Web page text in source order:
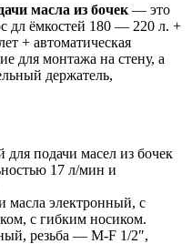
масла из бочек — это
дл ёмкостей 180 — 220 л. +
+ автоматическая
для монтажа на стену, а
держатель,
для подачи масел из бочек
17 л/мин и
масла электронный, с
с гибким носиком.
резьба — M-F 1/2″,